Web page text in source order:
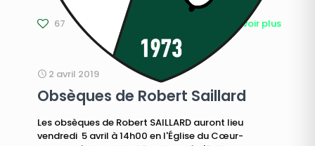
67 En savoir plus
2 avril 2019
Obsèques de Robert Saillard
Les obsèques de Robert SAILLARD auront lieu
vendredi 5 avril à 14h00 en l'Église du Cœur-